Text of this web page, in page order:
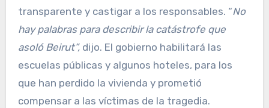
transparente y castigar a los responsables. “No
hay palabras para describir la catástrofe que
asoló Beirut”, dijo. El gobierno habilitará las
escuelas públicas y algunos hoteles, para los
que han perdido la vivienda y prometió
compensar a las víctimas de la tragedia.